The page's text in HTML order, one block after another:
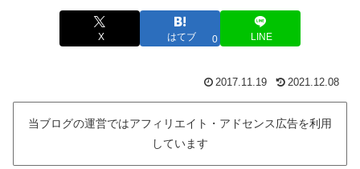
X はてブ 0 LINE
2017.11.19 2021.12.08
当ブログの運営ではアフィリエイト・アドセンス広告を利用
しています